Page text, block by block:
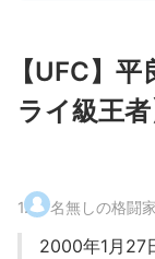
【UFC】
ライ級王者
1. 名無しの格闘
2000年1月